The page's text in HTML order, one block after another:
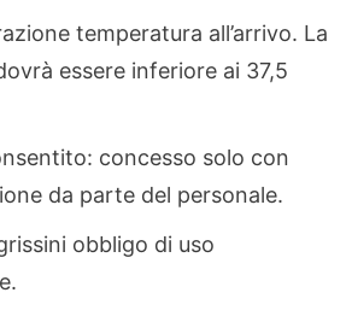
temperatura all’arrivo. La
essere inferiore ai 37,5
concesso solo con
da parte del personale.
obbligo di uso